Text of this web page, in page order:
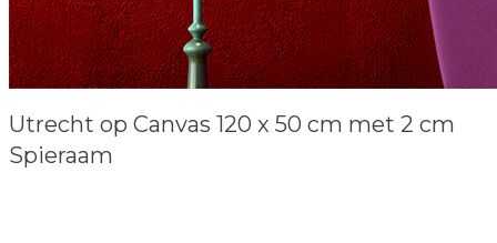
Utrecht op Canvas 120 x 50 cm met 2 cm
Spieraam